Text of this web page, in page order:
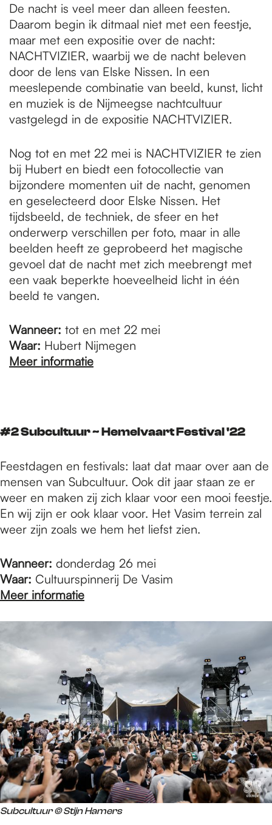
De nacht is veel meer dan alleen feesten.
Daarom begin ik ditmaal niet met een feestje,
maar met een expositie over de nacht:
NACHTVIZIER, waarbij we de nacht beleven
door de lens van Elske Nissen. In een
meeslepende combinatie van beeld, kunst, licht
en muziek is de Nijmeegse nachtcultuur
vastgelegd in de expositie NACHTVIZIER.
Nog tot en met 22 mei is NACHTVIZIER te zien
bij Hubert en biedt een fotocollectie van
bijzondere momenten uit de nacht, genomen
en geselecteerd door Elske Nissen. Het
tijdsbeeld, de techniek, de sfeer en het
onderwerp verschillen per foto, maar in alle
beelden heeft ze geprobeerd het magische
gevoel dat de nacht met zich meebrengt met
een vaak beperkte hoeveelheid licht in één
beeld te vangen.
Wanneer: tot en met 22 mei
Waar: Hubert Nijmegen
Meer informatie
#2 Subcultuur ~ Hemelvaart Festival '22
Feestdagen en festivals: laat dat maar over aan de
mensen van Subcultuur. Ook dit jaar staan ze er
weer en maken zij zich klaar voor een mooi feestje.
En wij zijn er ook klaar voor. Het Vasim terrein zal
weer zijn zoals we hem het liefst zien.
Wanneer: donderdag 26 mei
Waar: Cultuurspinnerij De Vasim
Meer informatie
Subcultuur © Stijn Hamers